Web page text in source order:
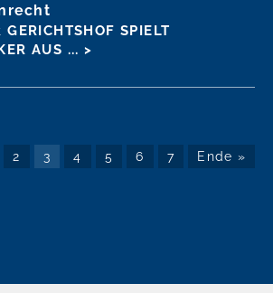
GERICHTSHOF SPIELT
AUS ... >
2 3 4 5 6 7 Ende »